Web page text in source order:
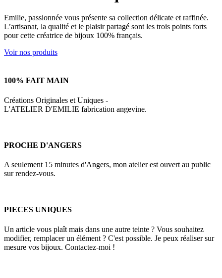
Emilie, passionnée vous présente sa collection délicate et raffinée.
L’artisanat, la qualité et le plaisir partagé sont les trois points forts
pour cette créatrice de bijoux 100% français.
Voir nos produits
100% FAIT MAIN
Créations Originales et Uniques -
L'ATELIER D'EMILIE fabrication angevine.
PROCHE D'ANGERS
A seulement 15 minutes d'Angers, mon atelier est ouvert au public
sur rendez-vous.
PIECES UNIQUES
Un article vous plaît mais dans une autre teinte ? Vous souhaitez
modifier, remplacer un élément ? C'est possible. Je peux réaliser sur
mesure vos bijoux. Contactez-moi !